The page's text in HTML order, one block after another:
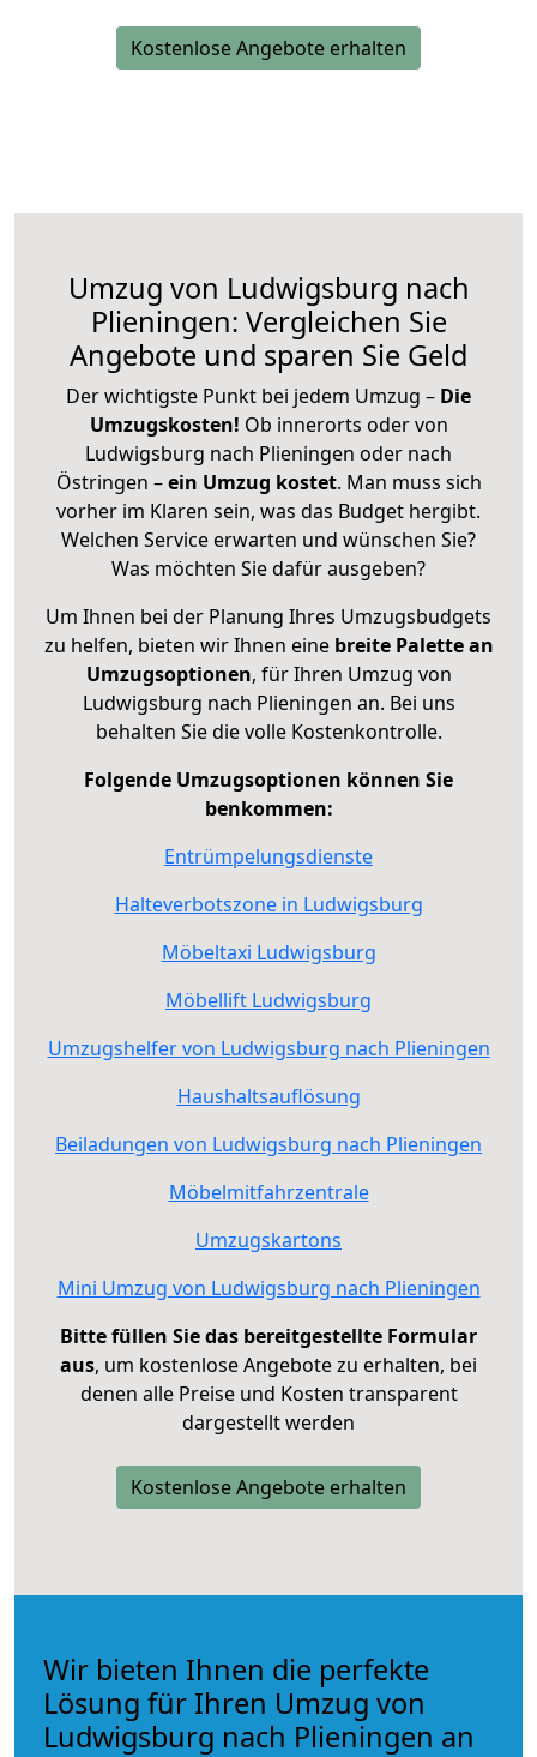
Kostenlose Angebote erhalten
Umzug von Ludwigsburg nach
Plieningen: Vergleichen Sie
Angebote und sparen Sie Geld
Der wichtigste Punkt bei jedem Umzug – Die
Umzugskosten! Ob innerorts oder von
Ludwigsburg nach Plieningen oder nach
Östringen –ein Umzug kostet. Man muss sich
vorher im Klaren sein, was das Budget hergibt.
Welchen Service erwarten und wünschen Sie?
Was möchten Sie dafür ausgeben?
Um Ihnen bei der Planung Ihres Umzugsbudgets
zu helfen, bieten wir Ihnen eine breite Palette an
Umzugsoptionen, für Ihren Umzug von
Ludwigsburg nach Plieningen an. Bei uns
behalten Sie die volle Kostenkontrolle.
Folgende Umzugsoptionen können Sie
benkommen:
Entrümpelungsdienste
Halteverbotszone in Ludwigsburg
Möbeltaxi Ludwigsburg
Möbellift Ludwigsburg
Umzugshelfer von Ludwigsburg nach Plieningen
Haushaltsauflösung
Beiladungen von Ludwigsburg nach Plieningen
Möbelmitfahrzentrale
Umzugskartons
Mini Umzug von Ludwigsburg nach Plieningen
Bitte füllen Sie das bereitgestellte Formular
aus, um kostenlose Angebote zu erhalten, bei
denen alle Preise und Kosten transparent
dargestellt werden
Kostenlose Angebote erhalten
Wir bieten Ihnen die perfekte
Lösung für Ihren Umzug von
Ludwigsburg nach Plieningen an